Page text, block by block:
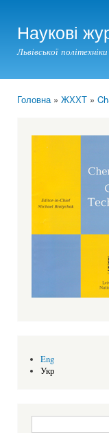
Наукові
Львівської політехніки
Головна» ЖХХТ »
Eng
Укр
Search form